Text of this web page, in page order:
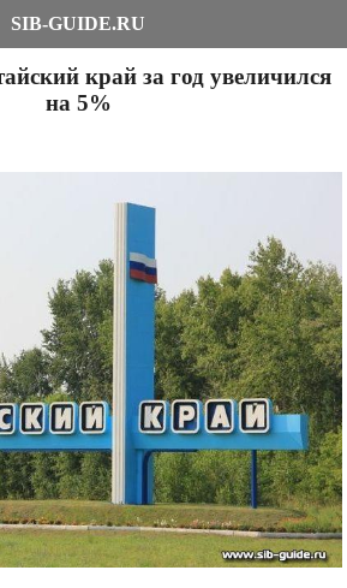
SIB-GUIDE.RU
край за год увеличился
на 5%